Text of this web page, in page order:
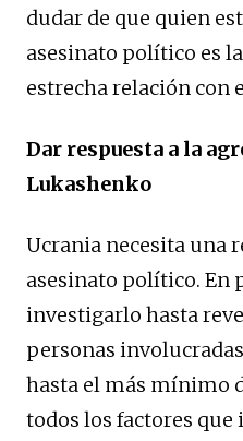
dudar de que quien
asesinato político es
estrecha relación con
Dar respuesta a la
Lukashenko
Ucrania necesita una
asesinato político. En
investigarlo hasta
personas
hasta el más mínimo
todos los factores